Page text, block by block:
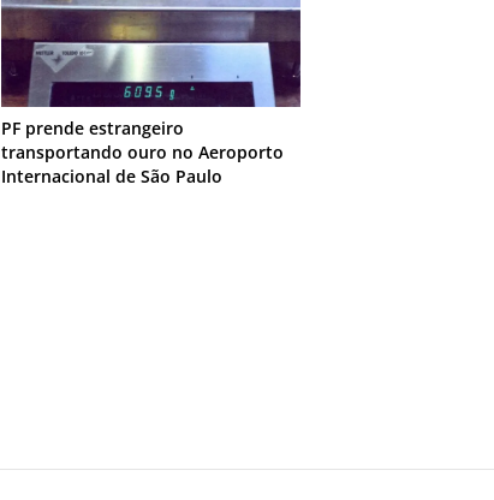
PF prende estrangeiro
transportando ouro no Aeroporto
Internacional de São Paulo